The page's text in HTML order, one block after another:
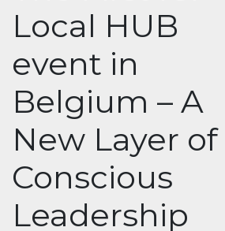
Local HUB
event in
Belgium – A
New Layer of
Conscious
Leadership